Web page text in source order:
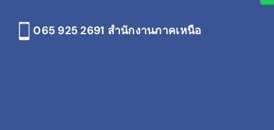
065 925 2691 สำนักงานภาคเหนือ